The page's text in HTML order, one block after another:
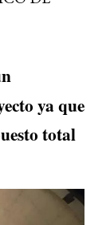
ya que
total